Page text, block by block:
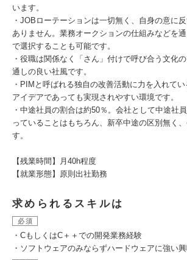
います。
・JOBローテーションは一切無く、自身の意に
ありません。業務オークションの仕組みなどを
で選択することも可能です。
・役職は関係なく「さん」付けで呼び合う文化
通しの良い社風です。
・PIMと呼ばれる独自の改善活動に力を入れて
アイデアであっても実現されやすい環境です。
・中途社員の割合は約50％。会社として中途社
っていることはもちろん、新卒中途の区別無く
す。
【残業時間】月40h程度
【就業形態】原則出社勤務
求められるスキルは
必須
・CもしくはC＋＋での開発業務経験
・ソフトウェアのみならずハードウェアに強い